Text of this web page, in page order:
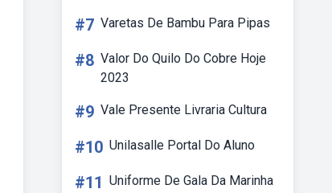
#7 Varetas De Bambu Para Pipas
#8 Valor Do Quilo Do Cobre Hoje
2023
#9 Vale Presente Livraria Cultura
#10 Unilasalle Portal Do Aluno
#11 Uniforme De Gala Da Marinha